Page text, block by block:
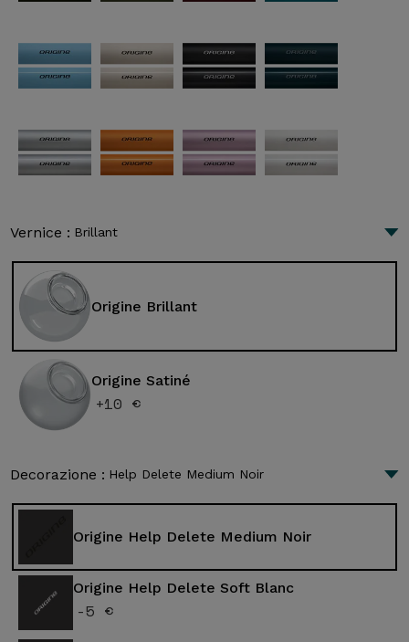
Vernice : Brillant
Origine Brillant
Origine Satiné
+10 €
Decorazione : Help Delete Medium Noir
Origine Help Delete Medium Noir
Origine Help Delete Soft Blanc
-5 €